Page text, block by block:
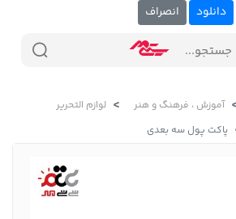
دانلود انصراف
آموزش ، فرهنگ و هنر
لوازم التحریر
پاکت پول سه بعدی